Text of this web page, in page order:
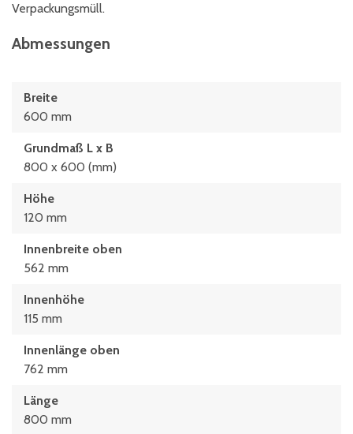
Verpackungsmüll.
Abmessungen
Breite
600 mm
Grundmaß L x B
800 x 600 (mm)
Höhe
120 mm
Innenbreite oben
562 mm
Innenhöhe
115 mm
Innenlänge oben
762 mm
Länge
800 mm